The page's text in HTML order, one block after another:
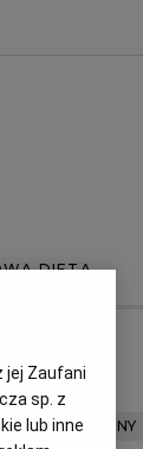
DIETA
PROMOCYJNY
jej Zaufani
sp. z
lub inne